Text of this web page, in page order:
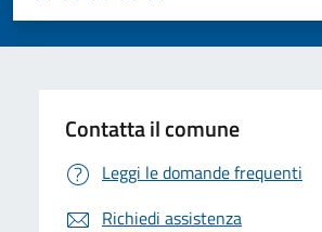
Valuta 5 stelle su 5
Valuta 4 stelle su 5
Valuta 3 stelle su 5
Valuta 2 stelle su 5
Valuta 1 stelle su 5
Contatta il comune
Leggi le domande frequenti
Richiedi assistenza